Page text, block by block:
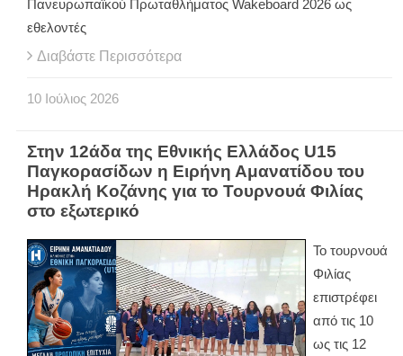
Πανευρωπαϊκού Πρωταθλήματος Wakeboard 2026 ως
εθελοντές
Διαβάστε Περισσότερα
10 Ιούλιος 2026
Στην 12άδα της Εθνικής Ελλάδος U15
Παγκορασίδων η Ειρήνη Αμανατίδου του
Ηρακλή Κοζάνης για το Τουρνουά Φιλίας
στο εξωτερικό
Το τουρνουά
Φιλίας
επιστρέφει
από τις 10
ως τις 12